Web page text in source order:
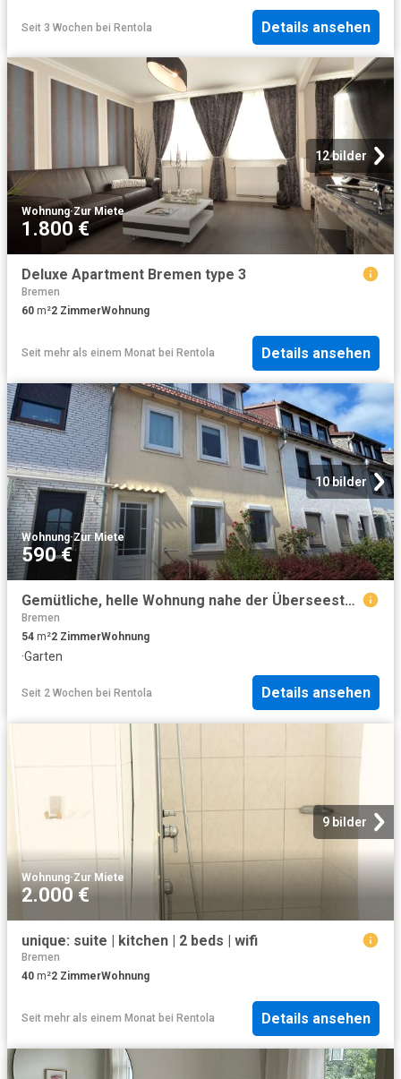
Seit 3 Wochen bei Rentola Details ansehen
12 bilder
Wohnung·Zur Miete
1.800 €
Deluxe Apartment Bremen type 3
Bremen
60 m²2 ZimmerWohnung
Seit mehr als einem Monat bei Rentola Details ansehen
10 bilder
Wohnung·Zur Miete
590 €
Gemütliche, helle Wohnung nahe der Überseestadt!
Bremen
54 m²2 ZimmerWohnung
·Garten
Seit 2 Wochen bei Rentola Details ansehen
9 bilder
Wohnung·Zur Miete
2.000 €
unique: suite | kitchen | 2 beds | wifi
Bremen
40 m²2 ZimmerWohnung
Seit mehr als einem Monat bei Rentola Details ansehen